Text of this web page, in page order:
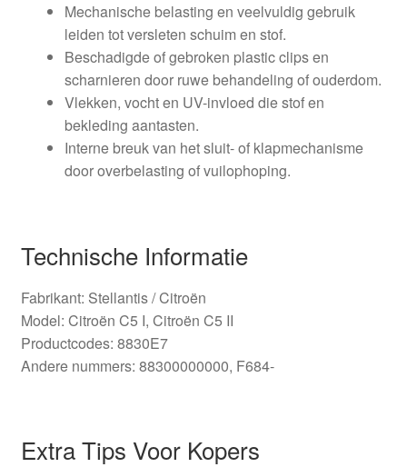
Mechanische belasting en veelvuldig gebruik
leiden tot versleten schuim en stof.
Beschadigde of gebroken plastic clips en
scharnieren door ruwe behandeling of ouderdom.
Vlekken, vocht en UV-invloed die stof en
bekleding aantasten.
Interne breuk van het sluit- of klapmechanisme
door overbelasting of vuilophoping.
Technische Informatie
Fabrikant: Stellantis / Citroën
Model: Citroën C5 I, Citroën C5 II
Productcodes: 8830E7
Andere nummers: 88300000000, F684-
Extra Tips Voor Kopers